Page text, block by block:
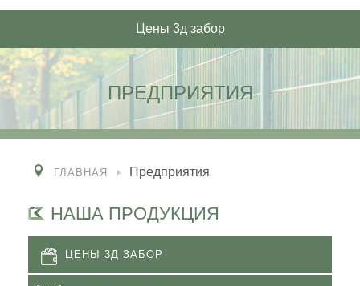
Цены 3д забор
ПРЕДПРИЯТИЯ
ГЛАВНАЯ Предприятия
НАША ПРОДУКЦИЯ
ЦЕНЫ 3Д ЗАБОР